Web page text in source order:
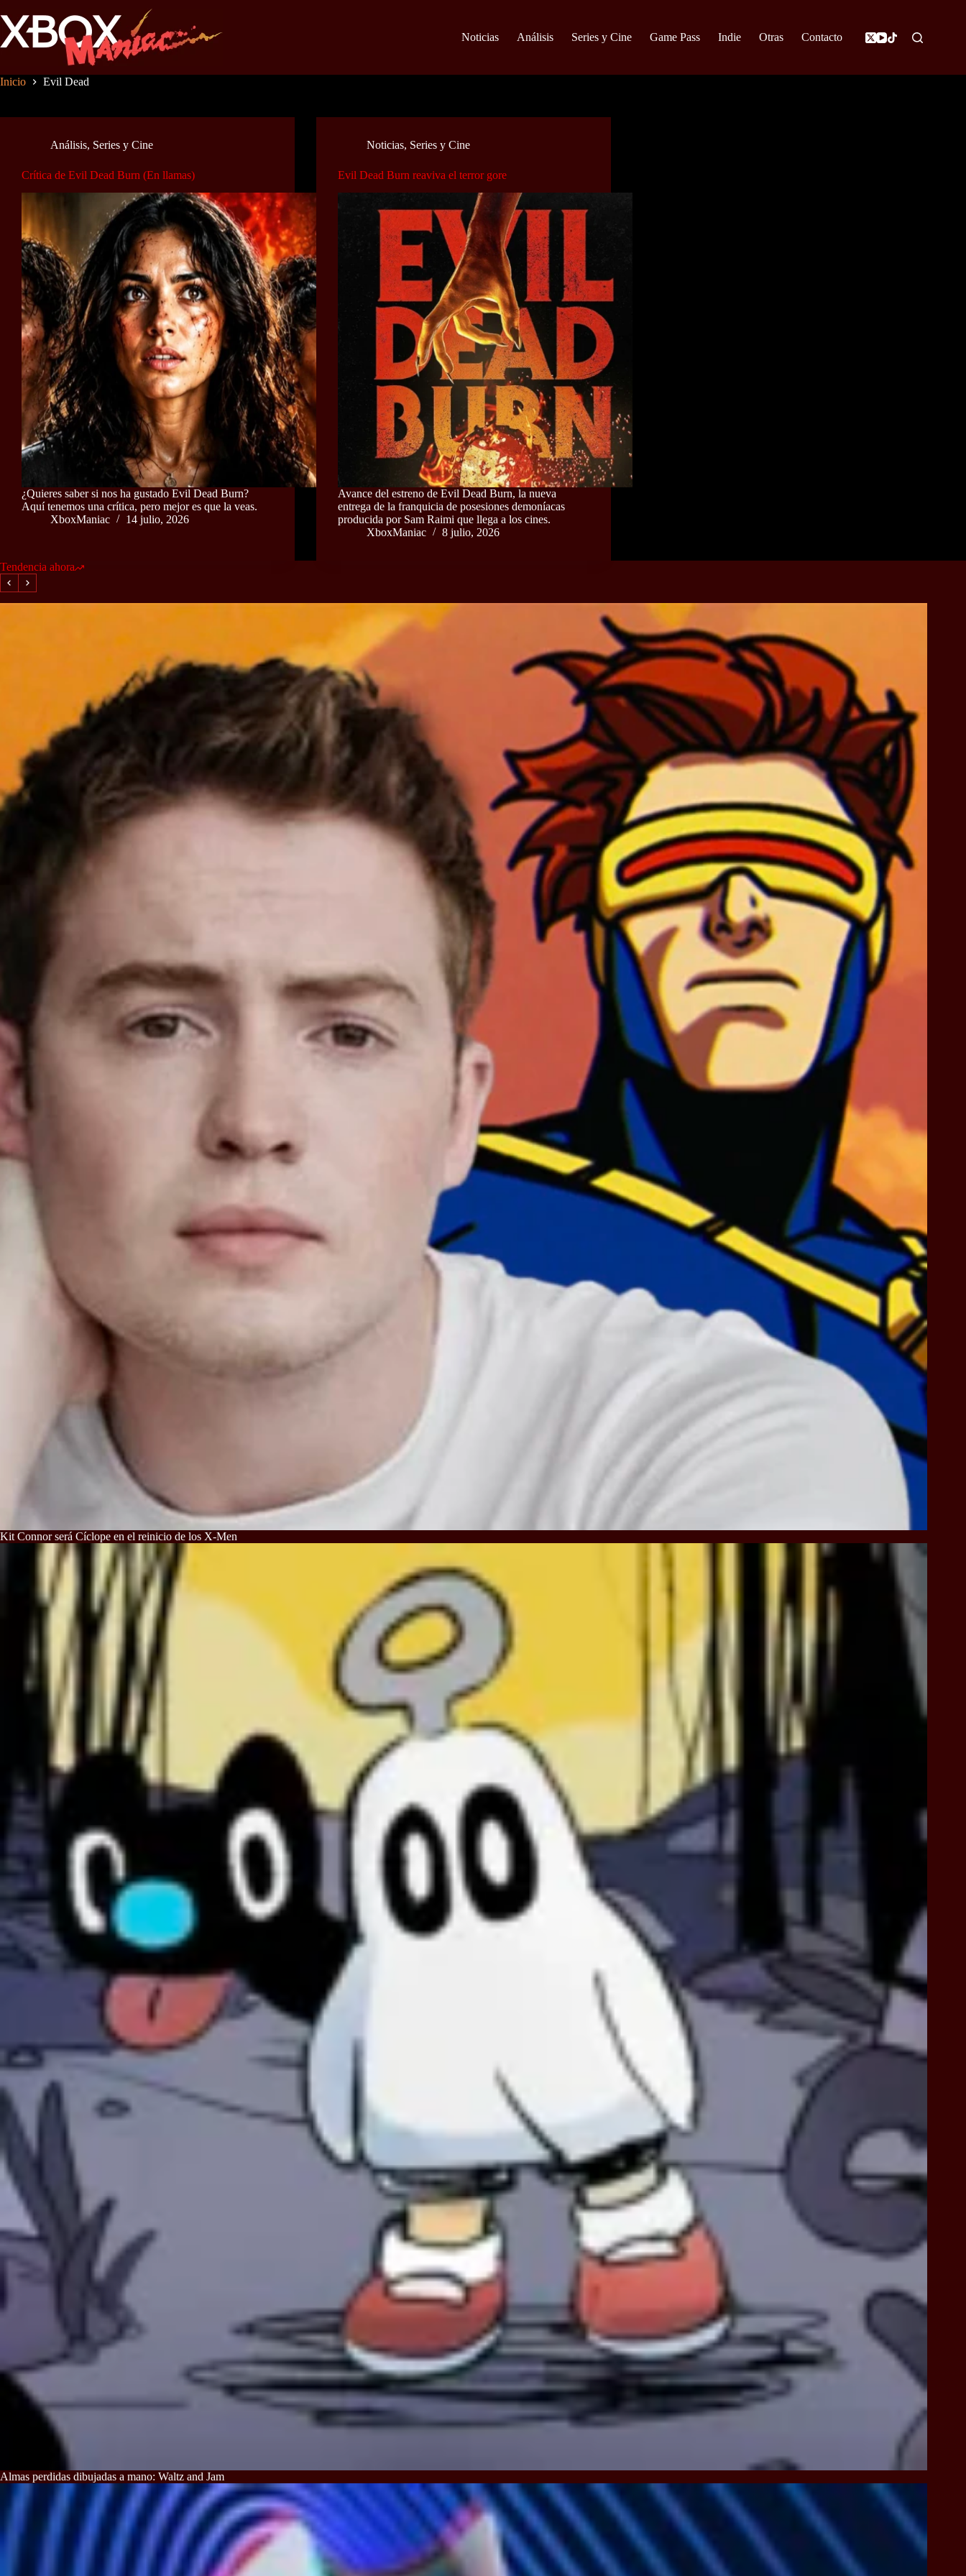
al
contenido
Noticias Análisis Series y Cine Game Pass Indie Otras Contacto
Inicio Evil Dead
Análisis, Series y Cine
Crítica de Evil Dead Burn (En llamas)
¿Quieres saber si nos ha gustado Evil Dead Burn?
Aquí tenemos una crítica, pero mejor es que la veas.
XboxManiac
14 julio, 2026
Noticias, Series y Cine
Evil Dead Burn reaviva el terror gore
Avance del estreno de Evil Dead Burn, la nueva
entrega de la franquicia de posesiones demoníacas
producida por Sam Raimi que llega a los cines.
XboxManiac
8 julio, 2026
Tendencia ahora
Kit Connor será Cíclope en el reinicio de los X-Men
Almas perdidas dibujadas a mano: Waltz and Jam